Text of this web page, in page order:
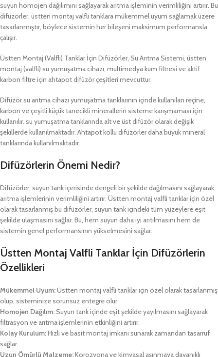
suyun homojen dağılımını sağlayarak arıtma işleminin verimliliğini artırır. Bu
difüzörler, üstten montaj valfli tanklara mükemmel uyum sağlamak üzere
tasarlanmıştır, böylece sistemin her bileşeni maksimum performansla
çalışır.
Üstten Montaj (Valfli) Tanklar İçin Difüzörler, Su Arıtma Sistemi, üstten
montaj (valfli) su yumuşatma cihazı, multimedya kum filtresi ve aktif
karbon filtre için ahtapot difüzör çeşitleri mevcuttur.
Difüzör su arıtma cihazı yumuşatma tanklarının içinde kullanılan reçine,
karbon ve çeşitli küçük tanecikli minerallerin sisteme karışmaması için
kullanılır. su yumuşatma tanklarında alt ve üst difüzör olarak değişik
şekillerde kullanılmaktadır. Ahtapot kollu difüzörler daha büyük mineral
tanklarında kullanılmaktadır.
Difüzörlerin Önemi Nedir?
Difüzörler, suyun tank içerisinde dengeli bir şekilde dağılmasını sağlayarak
arıtma işlemlerinin verimliliğini artırır. Üstten montaj valfli tanklar için özel
olarak tasarlanmış bu difüzörler, suyun tank içindeki tüm yüzeylere eşit
şekilde ulaşmasını sağlar. Bu, hem suyun daha iyi arıtılmasını hem de
sistemin genel performansının yükselmesini sağlar.
Üstten Montaj Valfli Tanklar İçin Difüzörlerin
Özellikleri
Mükemmel Uyum:Üstten montaj valfli tanklar için özel olarak tasarlanmış
olup, sisteminize sorunsuz entegre olur.
Homojen Dağılım:Suyun tank içinde eşit şekilde yayılmasını sağlayarak
filtrasyon ve arıtma işlemlerinin etkinliğini artırır.
Kolay Kurulum:Hızlı ve basit montaj imkanı sunarak zamandan tasarruf
sağlar.
Uzun Ömürlü Malzeme:Korozyona ve kimyasal aşınmaya dayanıklı